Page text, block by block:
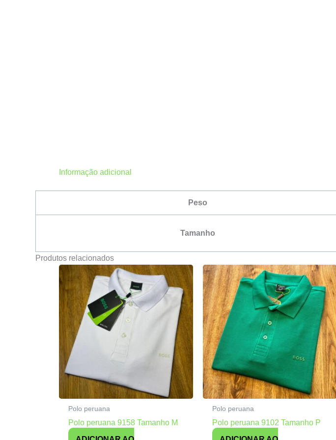
Informação adicional
Peso
Tamanho
Produtos relacionados
Polo peruana
Polo peruana 9158 Tamanho M
Polo peruana
Polo peruana 9102 Tamanho P